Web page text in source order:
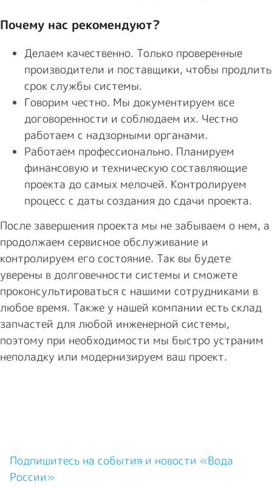
Почему нас рекомендуют?
Делаем качественно. Только проверенные
производители и поставщики, чтобы продлить
срок службы системы.
Говорим честно. Мы документируем все
договоренности и соблюдаем их. Честно
работаем с надзорными органами.
Работаем профессионально. Планируем
финансовую и техническую составляющие
проекта до самых мелочей. Контролируем
процесс с даты создания до сдачи проекта.
После завершения проекта мы не забываем о нем, а
продолжаем сервисное обслуживание и
контролируем его состояние. Так вы будете
уверены в долговечности системы и сможете
проконсультироваться с нашими сотрудниками в
любое время. Также у нашей компании есть склад
запчастей для любой инженерной системы,
поэтому при необходимости мы быстро устраним
неполадку или модернизируем ваш проект.
Подпишитесь на события и новости «Вода
России»